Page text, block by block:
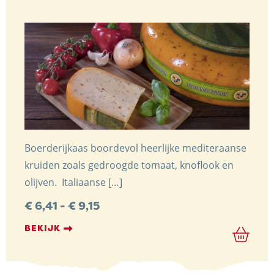
Boerderijkaas boordevol heerlijke mediteraanse
kruiden zoals gedroogde tomaat, knoflook en
olijven. Italiaanse […]
€6,41 - €9,15Prijsklasse:
BEKIJK